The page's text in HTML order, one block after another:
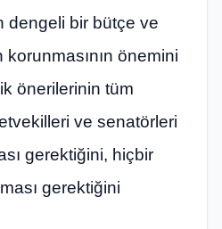
dengeli bir bütçe ve
önemini
önerilerinin tüm
ve senatörleri
gerektiğini, hiçbir
gerektiğini